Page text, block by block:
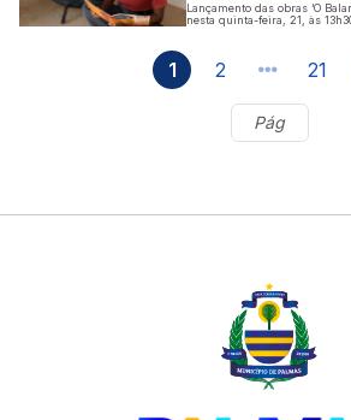
Lançamento das obras ‘O
nesta quinta-feira, 21, às
1 2 21